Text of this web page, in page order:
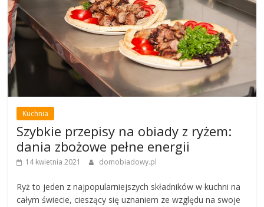
Kuchnia
Szybkie przepisy na obiady z ryżem:
dania zbożowe pełne energii
14 kwietnia 2021 domobiadowy.pl
Ryż to jeden z najpopularniejszych składników w kuchni na
całym świecie, cieszący się uznaniem ze względu na swoje